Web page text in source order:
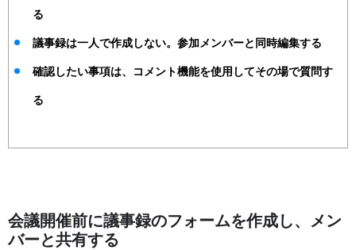
る
議事録は一人で作成しない。参加メンバーと同時編集する
確認したい事項は、コメント機能を使用してその場で質問す
る
会議開催前に議事録のフォームを作成し、メン
バーと共有する